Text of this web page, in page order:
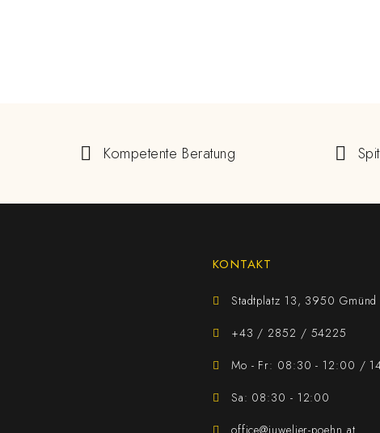
Kompetente Beratung
KONTAKT
Stadtplatz 13, 3950 Gmünd
+43 / 2852 / 54225
Mo - Fr: 08:30 - 12:00 /
Sa: 08:30 - 12:00